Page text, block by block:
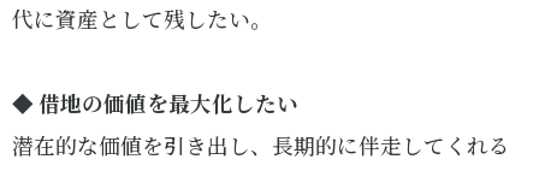
代に資産として残したい。
◆ 借地の価値を最大化したい
潜在的な価値を引き出し、長期的に伴走してくれる